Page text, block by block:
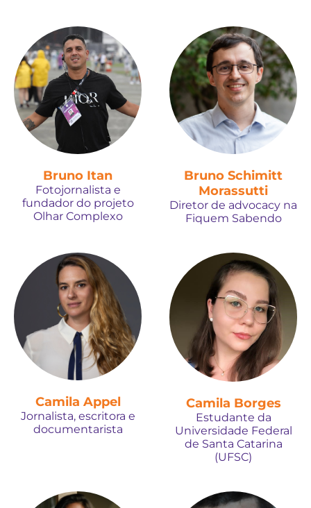
Bruno Itan
Fotojornalista e
fundador do projeto
Olhar Complexo
Bruno Schimitt
Morassutti
Diretor de advocacy na
Fiquem Sabendo
Camila Appel
Jornalista, escritora e
documentarista
Camila Borges
Estudante da
Universidade Federal
de Santa Catarina
(UFSC)